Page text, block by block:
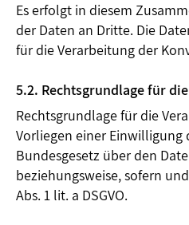
Es erfolgt in diesem
der Daten an Dritte. Die
für die Verarbeitung der
5.2. Rechtsgrundlage für
Rechtsgrundlage für die
Vorliegen einer Einwilligung
Bundesgesetz über den
beziehungsweise, sofern
Abs. 1 lit. a DSGVO.